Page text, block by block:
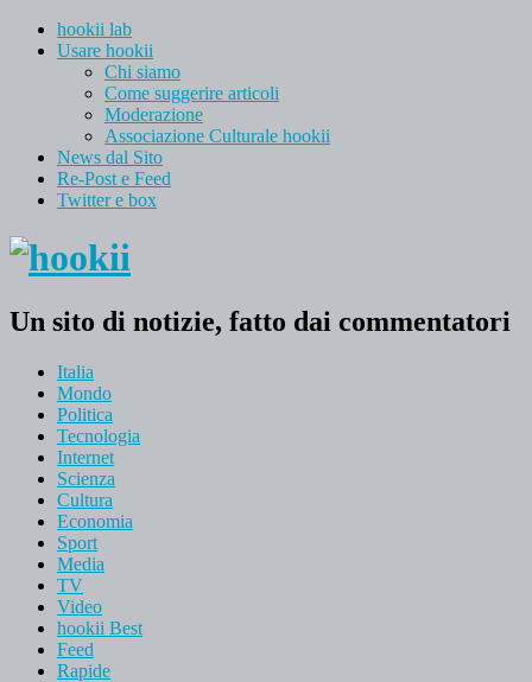
hookii lab
Usare hookii
Chi siamo
Come suggerire articoli
Moderazione
Associazione Culturale hookii
News dal Sito
Re-Post e Feed
Twitter e box
Un sito di notizie, fatto dai commentatori
Italia
Mondo
Politica
Tecnologia
Internet
Scienza
Cultura
Economia
Sport
Media
TV
Video
hookii Best
Feed
Rapide